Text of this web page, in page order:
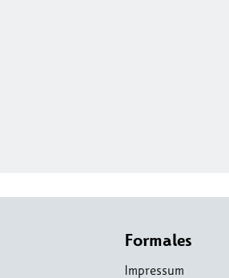
Formales
Impressum